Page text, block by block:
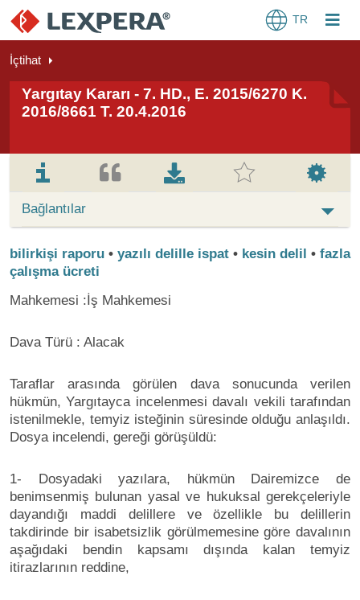
TR
İçtihat
Yargıtay Kararı - 7. HD., E. 2015/6270 K.
2016/8661 T. 20.4.2016
Bağlantılar
bilirkişi raporu • yazılı delille ispat • kesin delil • fazla
çalışma ücreti
Mahkemesi :İş Mahkemesi
Dava Türü : Alacak
Taraflar arasında görülen dava sonucunda verilen
hükmün, Yargıtayca incelenmesi davalı vekili tarafından
istenilmekle, temyiz isteğinin süresinde olduğu anlaşıldı.
Dosya incelendi, gereği görüşüldü:
1- Dosyadaki yazılara, hükmün Dairemizce de
benimsenmiş bulunan yasal ve hukuksal gerekçeleriyle
dayandığı maddi delillere ve özellikle bu delillerin
takdirinde bir isabetsizlik görülmemesine göre davalının
aşağıdaki bendin kapsamı dışında kalan temyiz
itirazlarının reddine,